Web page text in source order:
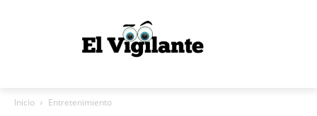
Inicio Entretenimiento